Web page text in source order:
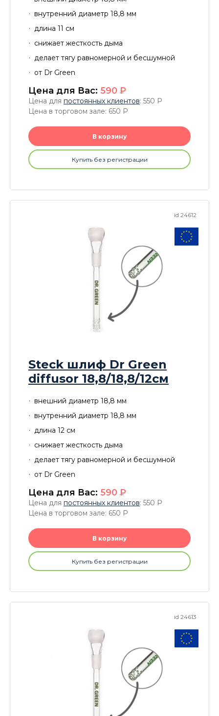
внутренний диаметр 18,8 мм
длина 11 см
снижает жесткость дыма
делает тягу равномерной и бесшумной
от Dr Green
Цена для Вас: 590 P
Цена для постоянных клиентов: 550 P
Цена в торговом зале: 650 P
В корзину
Купить без регистрации
id 24612
Steck шлиф Dr Green
diffusor 18,8/18,8/12см
внешний диаметр 18,8 мм
внутренний диаметр 18,8 мм
длина 12 см
снижает жесткость дыма
делает тягу равномерной и бесшумной
от Dr Green
Цена для Вас: 590 P
Цена для постоянных клиентов: 550 P
Цена в торговом зале: 650 P
В корзину
Купить без регистрации
id 24613